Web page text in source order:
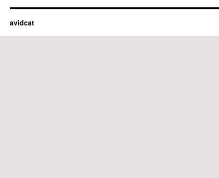
avidcat